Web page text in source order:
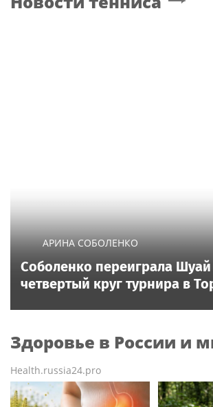
АРИНА СОБОЛЕНКО
Соболенко переиграла
четвертый круг турнира в
Здоровье в России и
Health.russia24.pro